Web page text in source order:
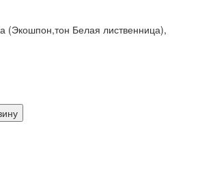
(Экошпон,тон Белая лиственница),